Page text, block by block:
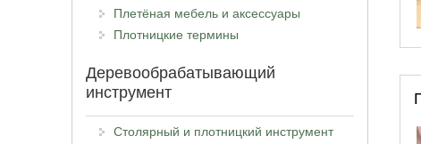
Плетёная мебель и аксессуары
Плотницкие термины
Деревообрабатывающий
инструмент
Столярный и плотницкий инструмент